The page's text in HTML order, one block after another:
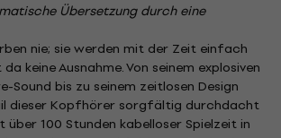
Übersetzung durch eine
nie; sie werden mit der Zeit einfach
keine Ausnahme. Von seinem explosiven
Sound bis zu seinem zeitlosen Design
dieser Kopfhörer sorgfältig durchdacht
100 Stunden kabelloser Spielzeit in